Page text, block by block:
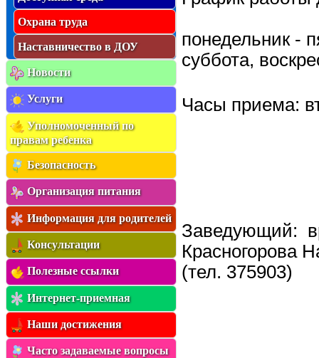
Охрана труда
Наставничество в ДОУ
Новости
Услуги
Уполномоченный по
правам ребенка
Безопасность
Организация питания
Информация для родителей
Консультации
Полезные ссылки
Интернет-приемная
Наши достижения
Часто задаваемые вопросы
понедельник -
суббота,
Часы приема:
Заведующий:
Красногорова
(тел. 375903)